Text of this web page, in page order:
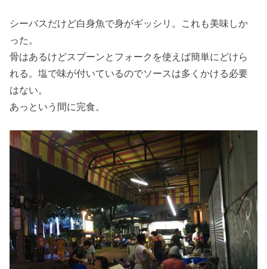
シーバスだけど白身魚で身がギッシリ。これも美味しか
った。
骨はあるけどスプーンとフォークを使えば簡単にどけら
れる。塩で味が付いているのでソースは多くかける必要
はない。
あっという間に完食。